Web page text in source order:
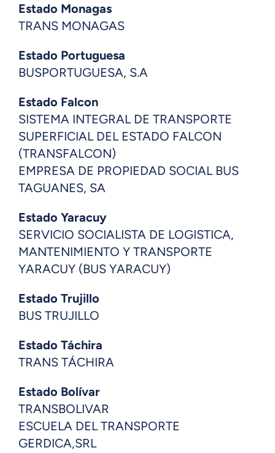
Estado Monagas
TRANS MONAGAS
Estado Portuguesa
BUSPORTUGUESA, S.A
Estado Falcon
SISTEMA INTEGRAL DE TRANSPORTE
SUPERFICIAL DEL ESTADO FALCON
(TRANSFALCON)
EMPRESA DE PROPIEDAD SOCIAL BUS
TAGUANES, SA
Estado Yaracuy
SERVICIO SOCIALISTA DE LOGISTICA,
MANTENIMIENTO Y TRANSPORTE
YARACUY (BUS YARACUY)
Estado Trujillo
BUS TRUJILLO
Estado Táchira
TRANS TÁCHIRA
Estado Bolívar
TRANSBOLIVAR
ESCUELA DEL TRANSPORTE
GERDICA,SRL